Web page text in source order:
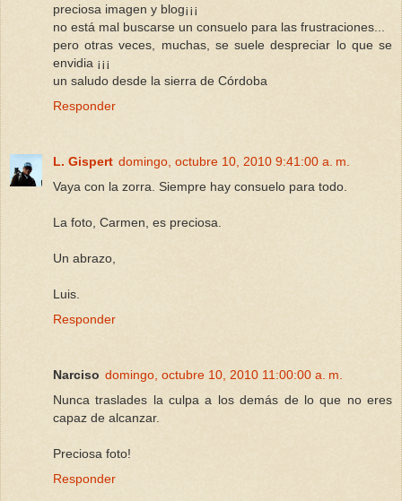
preciosa imagen y blog¡¡¡
no está mal buscarse un consuelo para las frustraciones...
pero otras veces, muchas, se suele despreciar lo que se
envidia ¡¡¡
un saludo desde la sierra de Córdoba
Responder
L. Gispert domingo, octubre 10, 2010 9:41:00 a. m.
Vaya con la zorra. Siempre hay consuelo para todo.
La foto, Carmen, es preciosa.
Un abrazo,
Luis.
Responder
Narciso domingo, octubre 10, 2010 11:00:00 a. m.
Nunca traslades la culpa a los demás de lo que no eres
capaz de alcanzar.
Preciosa foto!
Responder